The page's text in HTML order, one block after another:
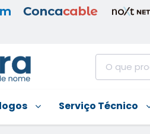
Serviço Técnico